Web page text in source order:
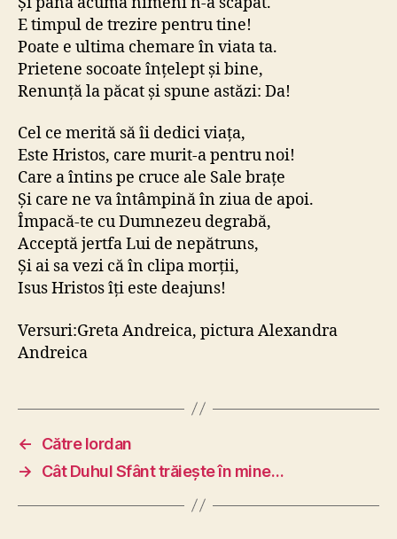
E timpul de trezire pentru tine!
Poate e ultima chemare în viata ta.
Prietene socoate înțelept și bine,
Renunță la păcat și spune astăzi: Da!
Cel ce merită să îi dedici viața,
Este Hristos, care murit-a pentru noi!
Care a întins pe cruce ale Sale brațe
Și care ne va întâmpină în ziua de apoi.
Împacă-te cu Dumnezeu degrabă,
Acceptă jertfa Lui de nepătruns,
Și ai sa vezi că în clipa morții,
Isus Hristos îți este deajuns!
Versuri:Greta Andreica, pictura Alexandra
Andreica
←
Către Iordan
→
Cât Duhul Sfânt trăiește în mine…